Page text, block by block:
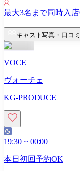
最大3名まで同時入
キャスト写真・口コ
VOCE
ヴォーチェ
KG-PRODUCE
19:30 ~ 00:00
本日初回予約OK